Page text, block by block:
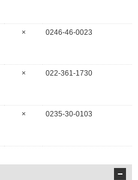
× 0246-46-0023
× 022-361-1730
× 0235-30-0103